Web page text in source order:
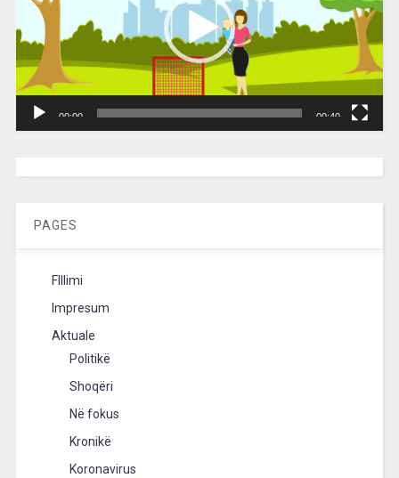
00:00 00:40
PAGES
FIllimi
Impresum
Aktuale
Politikë
Shoqëri
Në fokus
Kronikë
Koronavirus